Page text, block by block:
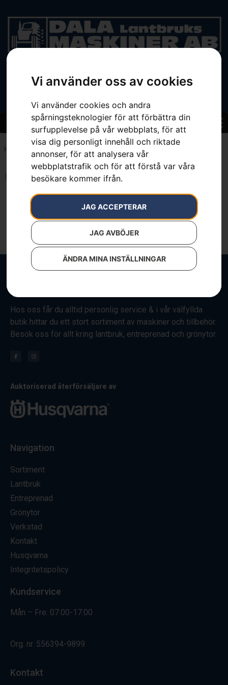
Vi använder oss av cookies
Vi använder cookies och andra
spårningsteknologier för att förbättra din
surfupplevelse på vår webbplats, för att
visa dig personligt innehåll och riktade
annonser, för att analysera vår
webbplatstrafik och för att förstå var våra
besökare kommer ifrån.
JAG ACCEPTERAR
JAG AVBÖJER
ÄNDRA MINA INSTÄLLNINGAR
BEGAGNAT
Hem
Inga resultat.
Hos oss får du alltid personlig service & i vår välfyllda
butik hittar du ett stort sortiment av maskiner och tillbehör.
Besök oss för allt kring lantbruk, entreprenad och grönytor.
Auktoriserad återförsäljare av
Navigation
Sortiment
Lantbruk
Entreprenad
Grönytor
Verkstad
Kontakt
Husqvarna
Integritetspolicy
Kundservice
Mån – Fre: 07.00-17.00
Org. nr. 556394-9899
Kontakt